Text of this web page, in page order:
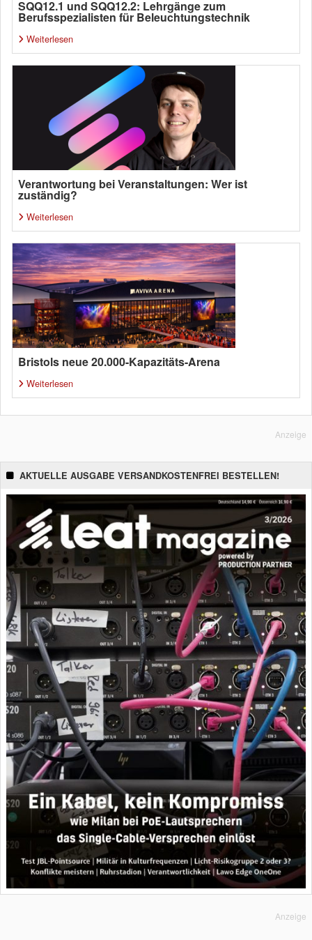
SQQ12.1 und SQQ12.2: Lehrgänge zum
Berufsspezialisten für Beleuchtungstechnik
Weiterlesen
Verantwortung bei Veranstaltungen: Wer ist
zuständig?
Weiterlesen
Bristols neue 20.000-Kapazitäts-Arena
Weiterlesen
Anzeige
AKTUELLE AUSGABE VERSANDKOSTENFREI BESTELLEN!
Anzeige